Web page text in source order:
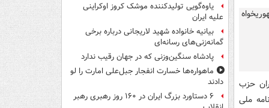
حزب
ملی
یاوه‌گویی تولیدکننده موشک کروز اوکراینی
علیه ایران
بیانیه خانواده شهید لاریجانی درباره برخی
گمانه‌زنی‌های رسانه‌ای
پادشاه سنگین‌وزنی که در جهان رقیب ندارد
ماهواره‌ها خسارت انفجار جبل‌علی امارت را لو
دادند
۶ دستاورد بزرگ ایران در ۱۶۰ روز رهبری رهبر